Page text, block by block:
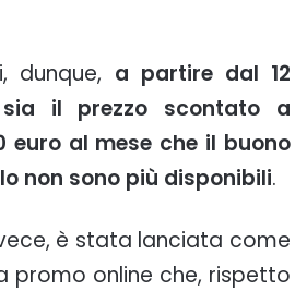
dunque, a partire dal 12
sia il prezzo scontato a
euro al mese che il buono
non sono più disponibili.
è stata lanciata come
promo online che, rispetto